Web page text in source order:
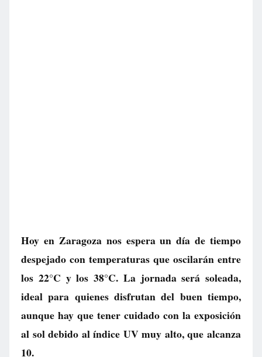
Hoy en Zaragoza nos espera un día de tiempo
despejado con temperaturas que oscilarán entre
los 22°C y los 38°C. La jornada será soleada,
ideal para quienes disfrutan del buen tiempo,
aunque hay que tener cuidado con la exposición
al sol debido al índice UV muy alto, que alcanza
10.